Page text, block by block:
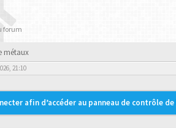
forum
métaux
21:10
afin d’accéder au panneau de contrôle